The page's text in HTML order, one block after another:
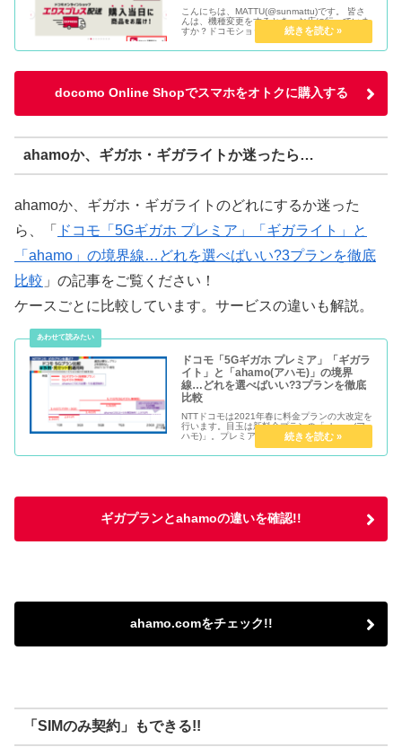
こんにちは、MATTU(@sunmattu)です。 皆さ
んは、機種変更をするとき、お店に行っていま
すか？ドコモショップや家電量販店などのお店
で買うのって、実は損しています。 私は、もう
この数年お店でスマホを買っていません。それ
docomo Online Shopでスマホをオトクに購入する
ahamoか、ギガホ・ギガライトか迷ったら…
ahamoか、ギガホ・ギガライトのどれにするか迷った
ら、「
ドコモ「5Gギガホ プレミア」「ギガライト」と
「ahamo」の境界線…どれを選べばいい?3プランを徹底
比較 」の記事をご覧ください！
ケースごとに比較しています。サービスの違いも解説。
ドコモ「5Gギガホ プレミア」「ギガラ
イト」と「ahamo(アハモ)」の境界
線…どれを選べばいい?3プランを徹底
比較
NTTドコモは2021年春に料金プランの大改定を
行います。目玉は新料金プランの「ahamo(ア
ハモ)」。プレミアプランで無制限利用可能な
「5Gギガホ プレミア」も目が離せません。 一
方で、ライトユーザーは今まで「5Gギガライ
ギガプランとahamoの違いを確認!!
ahamo.comをチェック!!
「SIMのみ契約」もできる!!